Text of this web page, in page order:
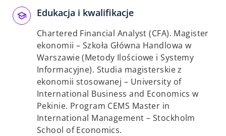
Edukacja i kwalifikacje
Chartered Financial Analyst (CFA). Magister
ekonomii – Szkoła Główna Handlowa w
Warszawie (Metody Ilościowe i Systemy
Informacyjne). Studia magisterskie z
ekonomii stosowanej – University of
International Business and Economics w
Pekinie. Program CEMS Master in
International Management – Stockholm
School of Economics.